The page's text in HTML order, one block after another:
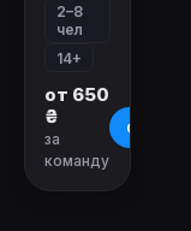
2–8
чел
14+
от 650
₴
за
команду
О квесте